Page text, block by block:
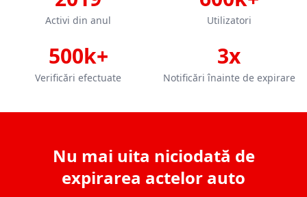
Activi din anul Utilizatori
500k+
Verificări efectuate
3x
Notificări înainte de expirare
Nu mai uita niciodată de
expirarea actelor auto